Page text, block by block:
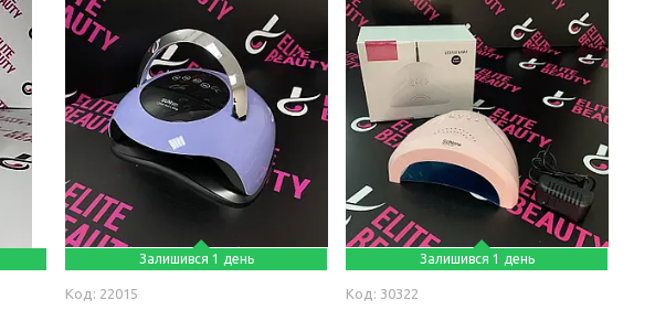
Залишився 1 день
22015
Залишився 1 день
30322